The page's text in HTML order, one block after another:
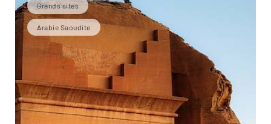
Grands sites
Arabie Saoudite